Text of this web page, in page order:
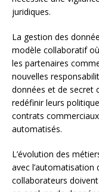
juridiques.
La gestion des
modèle collaboratif
les partenaires
nouvelles
données et de secret
redéfinir leurs
contrats
automatisés.
L’évolution des
avec l’automatisation
collaborateurs